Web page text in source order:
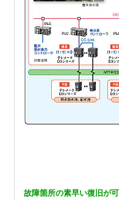
故障箇所の素早い復旧が